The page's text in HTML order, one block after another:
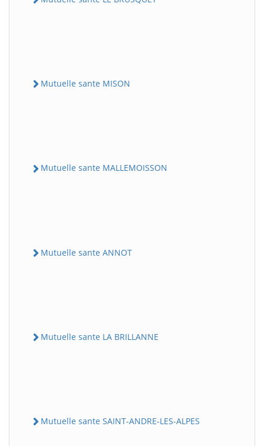
Mutuelle sante MISON
Mutuelle sante MALLEMOISSON
Mutuelle sante ANNOT
Mutuelle sante LA BRILLANNE
Mutuelle sante SAINT-ANDRE-LES-ALPES